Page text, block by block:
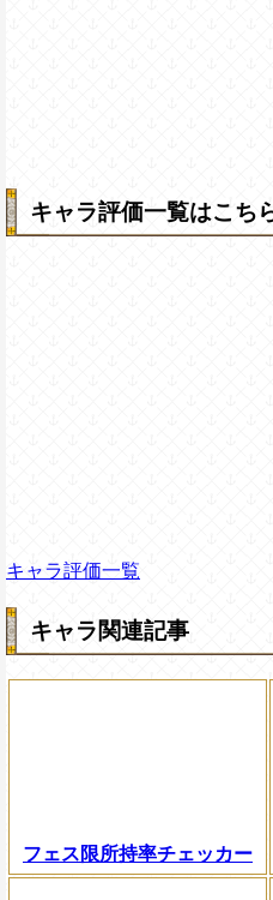
キャラ評価一覧はこち
キャラ評価一覧
キャラ関連記事
フェス限所持率チェッカー